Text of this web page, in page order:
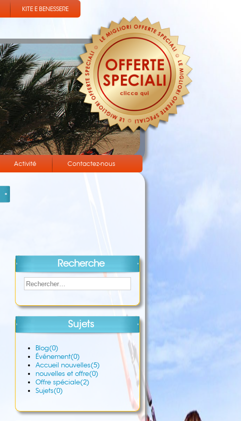
KITE E BENESSERE
Activité Contactez-nous
Recherche
Sujets
Blog(0)
Événement(0)
Accueil nouvelles(5)
nouvelles et offre(0)
Offre spéciale(2)
Sujets(0)